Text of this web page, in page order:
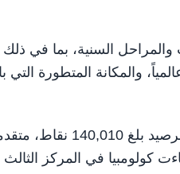
ضمن مختلف الفئات والمراحل السنية، بما في ذلك
والمكانة المتطورة التي
وواصلت دولة الإمارات تألقها اللافت، حيث عززت صدارتها لجدول الترتيب العام للبطولة برصيد بلغ
حل في المركز الثاني برصيد 42,680 نقطة، فيما جاءت كولومبيا في المركز